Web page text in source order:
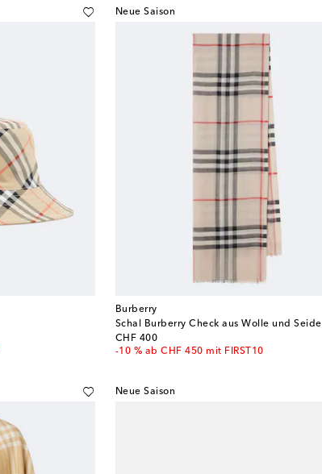
Neue Saison
Burberry
Schal Burberry Check aus Wolle und Seide
CHF 400
original price
-10 % ab CHF 450 mit FIRST10
Neue Saison